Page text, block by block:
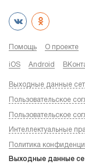
Помощь О проекте
iOS Android
Выходные данные
Пользовательское
Пользовательское
Интеллектуальные
Политика
Выходные данные